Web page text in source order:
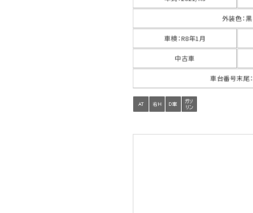
外装色：黒
車検：R8年1月
中古車
車台番号末尾：